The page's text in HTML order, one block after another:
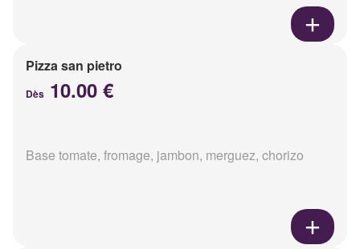
Pizza san pietro
Dès 10.00 €
Base tomate, fromage, jambon, merguez, chorizo